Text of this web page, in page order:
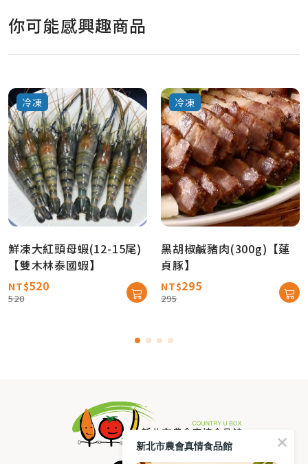
你可能感興趣商品
冷凍
鮮凍大紅頭母蝦(12-15尾)
【雙木林泰國蝦】
NT$520
520
冷凍
黑胡椒鹹豬肉(300g)【蓮
貞豚】
NT$295
295
新北市農會真情食品館